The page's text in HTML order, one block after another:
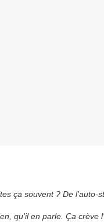
ça souvent ? De l'auto-
qu'il en parle. Ça crève